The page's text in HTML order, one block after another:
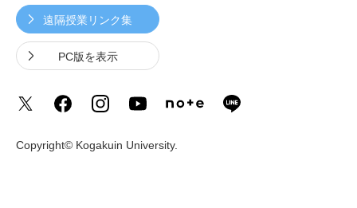
遠隔授業リンク集
PC版を表示
Copyright© Kogakuin University.